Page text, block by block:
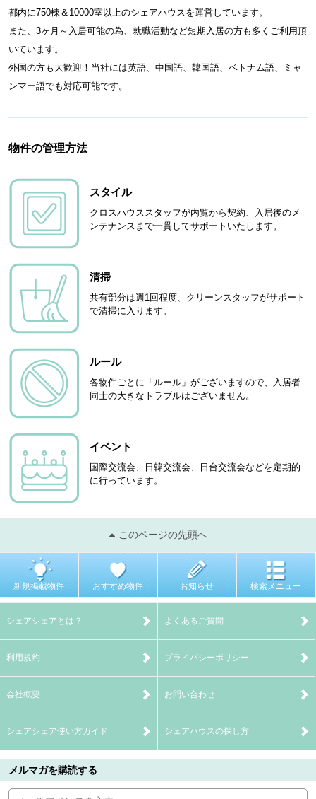
都内に750棟＆10000室以上のシェアハウスを運営しています。
また、3ヶ月～入居可能の為、就職活動など短期入居の方も多くご利用頂
いています。
外国の方も大歓迎！当社には英語、中国語、韓国語、ベトナム語、ミャ
ンマー語でも対応可能です。
物件の管理方法
スタイル
クロスハウススタッフが内覧から契約、入居後のメ
ンテナンスまで一貫してサポートいたします。
清掃
共有部分は週1回程度、クリーンスタッフがサポート
で清掃に入ります。
ルール
各物件ごとに「ルール」がございますので、入居者
同士の大きなトラブルはございません。
イベント
国際交流会、日韓交流会、日台交流会などを定期的
に行っています。
このページの先頭へ
新規掲載物件 おすすめ物件 お知らせ 検索メニュー
シェアシェアとは？ よくあるご質問
利用規約 プライバシーポリシー
会社概要 お問い合わせ
シェアシェア使い方ガイド シェアハウスの探し方
メルマガを購読する